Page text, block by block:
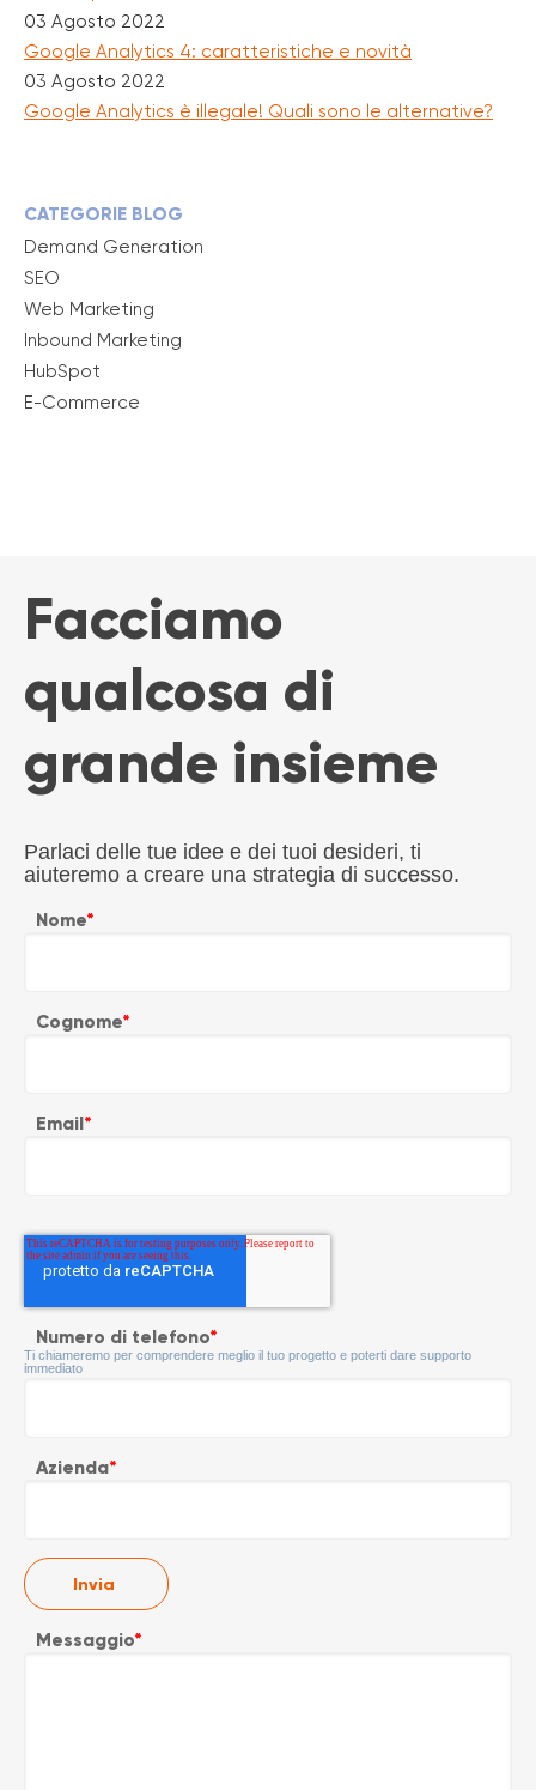
CATEGORIE BLOG
Demand Generation
SEO
Web Marketing
Inbound Marketing
HubSpot
E-Commerce
03 Agosto 2022
Google Analytics 4: caratteristiche e novità
03 Agosto 2022
Google Analytics è illegale! Quali sono le alternative?
Facciamo
qualcosa di
grande insieme
Parlaci delle tue idee e dei tuoi desideri, ti
aiuteremo a creare una strategia di successo.
Nome*
Cognome*
Email*
Numero di telefono*
Ti chiameremo per comprendere meglio il tuo progetto e poterti dare supporto
immediato
Azienda*
Messaggio*